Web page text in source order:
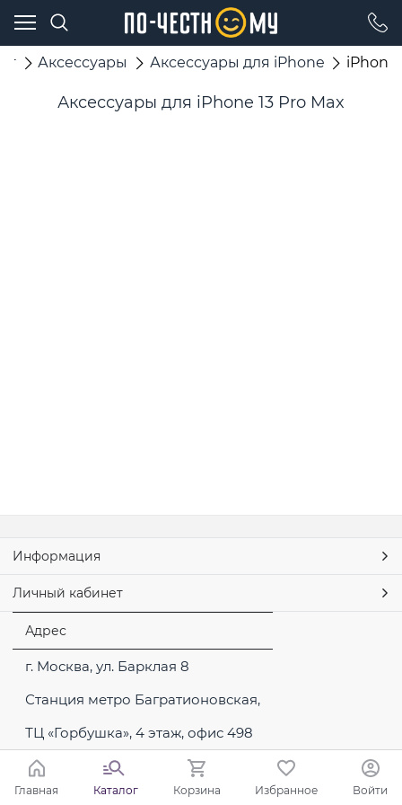
Аксессуары Аксессуары для iPhone iPhone
Аксессуары для iPhone 13 Pro Max
Информация
Личный кабинет
Адрес
г. Москва, ул. Барклая 8
Станция метро Багратионовская,
ТЦ «Горбушка», 4 этаж, офис 498
Главная Каталог Корзина Избранное Войти